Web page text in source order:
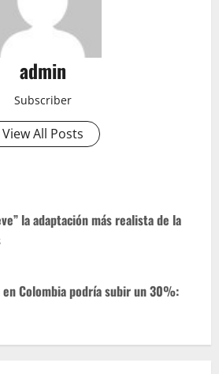
admin
Subscriber
View All Posts
la adaptación más realista de la
Colombia podría subir un 30%: